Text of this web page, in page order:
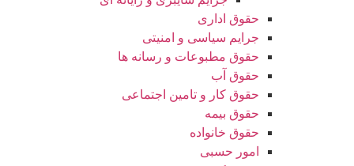
حقوق اداری
جرایم سیاسی و امنیتی
حقوق مطبوعات و رسانه ها
حقوق آب
حقوق کار و تامین اجتماعی
حقوق بیمه
حقوق خانواده
امور حسبی